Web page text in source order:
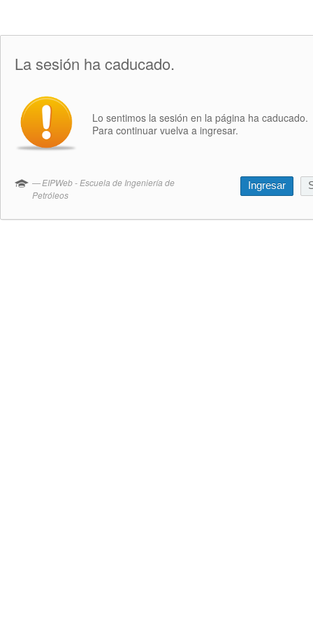
La sesión ha caducado.
Lo sentimos la sesión en la página ha caducado.
Para continuar vuelva a ingresar.
EIPWeb - Escuela de Ingeniería de
Petróleos
Ingresar